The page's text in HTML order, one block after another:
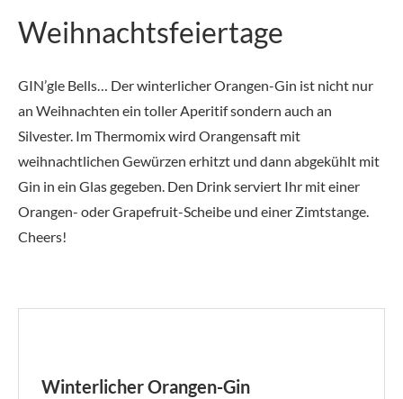
Weihnachtsfeiertage
GIN’gle Bells… Der winterlicher Orangen-Gin ist nicht nur
an Weihnachten ein toller Aperitif sondern auch an
Silvester. Im Thermomix wird Orangensaft mit
weihnachtlichen Gewürzen erhitzt und dann abgekühlt mit
Gin in ein Glas gegeben. Den Drink serviert Ihr mit einer
Orangen- oder Grapefruit-Scheibe und einer Zimtstange.
Cheers!
Winterlicher Orangen-Gin